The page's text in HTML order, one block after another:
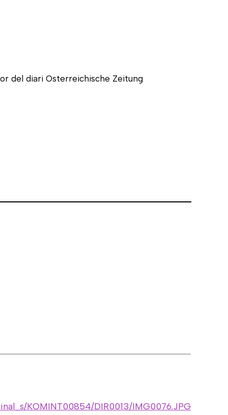
del diari Osterreichische Zeitung
KOMINT00854/DIR0013/IMG0076.JPG